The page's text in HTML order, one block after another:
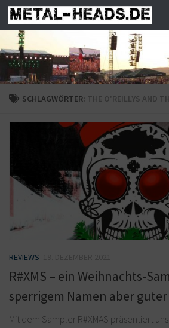
Zum Inhalt springen
SCHLAGWÖRTER: THE O'REILLYS AND
REVIEWS
R#XMS – ein Weihnachts-
sperrigem Namen aber
Mit dem Sampler R#XMAS präsentiert